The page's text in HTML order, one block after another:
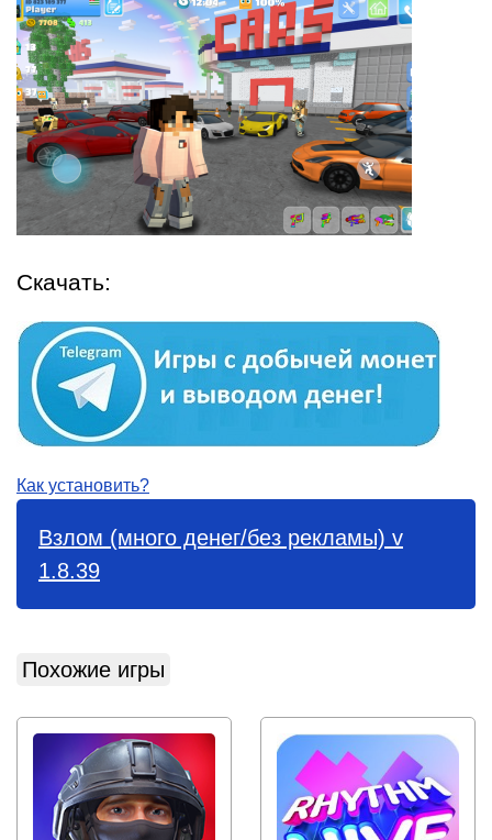
Скачать:
Как установить?
Взлом (много денег/без рекламы) v
1.8.39
Похожие игры